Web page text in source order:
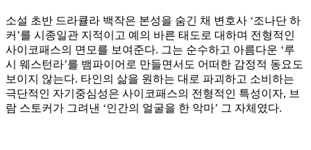
소설 초반 드라큘라 백작은 본성을 숨긴 채 변호사 ‘조나단 하
커’를 시종일관 지적이고 예의 바른 태도로 대하며 전형적인
사이코패스의 면모를 보여준다. 그는 순수하고 아름다운 ‘루
시 웨스턴라’를 뱀파이어로 만들면서도 어떠한 감정적 동요도
보이지 않는다. 타인의 삶을 원하는 대로 파괴하고 소비하는
극단적인 자기중심성은 사이코패스의 전형적인 특성이자, 브
람 스토커가 그려낸 ‘인간의 얼굴을 한 악마’ 그 자체였다.